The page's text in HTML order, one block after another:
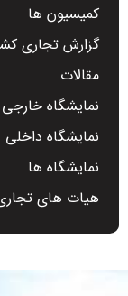
کمیسیون ها
گزارش تجاری
مقالات
نمایشگاه
نمایشگاه داخلی
نمایشگاه ها
هیات های